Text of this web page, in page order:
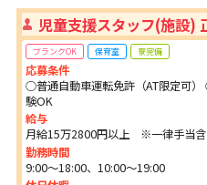
児童支援スタッフ(施設)
ブランクOK 保育室 寮完備
応募条件
○普通自動車運転免許（AT限定可
験OK
給与
月給15万2800円以上 ※一律手当
勤務時間
9:00～18:00、10:00～19:00